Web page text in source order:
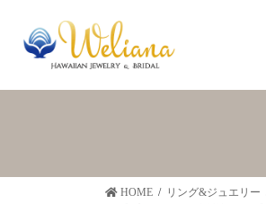
HOME リング&ジュエリー